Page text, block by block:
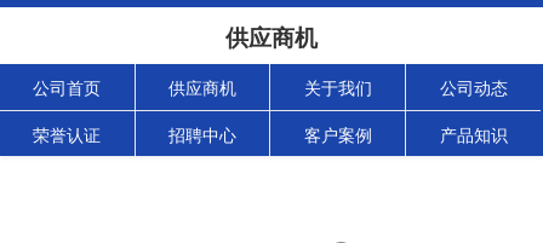
供应商机
公司首页 供应商机 关于我们 公司动态
荣誉认证 招聘中心 客户案例 产品知识